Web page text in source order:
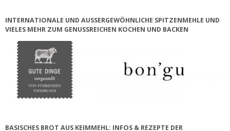
INTERNATIONALE UND AUSSERGEWÖHNLICHE SPITZENMEHLE UND V
IELES MEHR ZUM GENUSSREICHEN KOCHEN UND BACKEN
BASISCHES BROT AUS KEIMMEHL: INFOS & REZEPTE DER